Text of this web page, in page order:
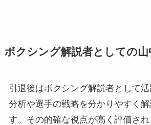
ボクシング解説者としての山
引退後はボクシング解説者として
分析や選手の戦略を分かりやすく解
す。その的確な視点が高く評価さ